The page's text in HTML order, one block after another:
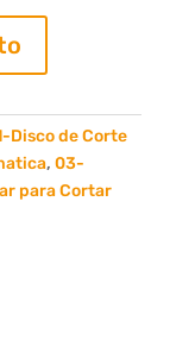
Disco de Corte
, 03-
para Cortar